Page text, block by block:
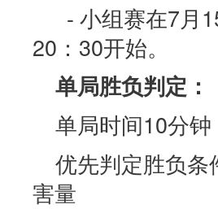
- 小组赛在7月
20：30开始。
单局胜负判定：
单局时间10分钟
优先判定胜负
害量